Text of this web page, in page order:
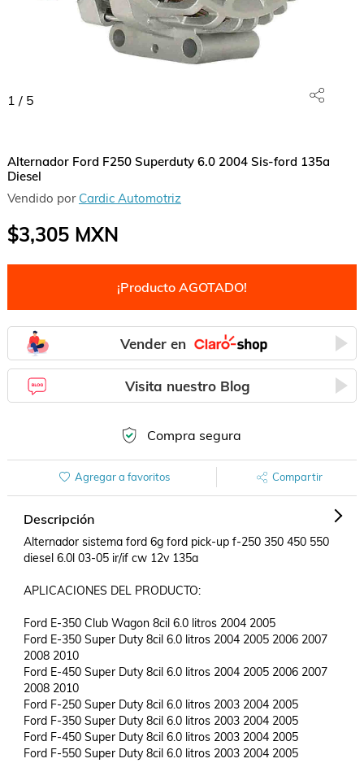
1 / 5
Alternador Ford F250 Superduty 6.0 2004 Sis-ford 135a
Diesel
Vendido por Cardic Automotriz
$3,305MXN
¡Producto AGOTADO!
Vender en
Visita nuestro Blog
Compra segura
Agregar a favoritos Compartir
Descripción
Alternador sistema ford 6g ford pick-up f-250 350 450 550
diesel 6.0l 03-05 ir/if cw 12v 135a
APLICACIONES DEL PRODUCTO:
Ford E-350 Club Wagon 8cil 6.0 litros 2004 2005
Ford E-350 Super Duty 8cil 6.0 litros 2004 2005 2006 2007
2008 2010
Ford E-450 Super Duty 8cil 6.0 litros 2004 2005 2006 2007
2008 2010
Ford F-250 Super Duty 8cil 6.0 litros 2003 2004 2005
Ford F-350 Super Duty 8cil 6.0 litros 2003 2004 2005
Ford F-450 Super Duty 8cil 6.0 litros 2003 2004 2005
Ford F-550 Super Duty 8cil 6.0 litros 2003 2004 2005